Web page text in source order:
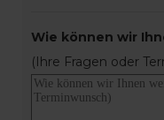
Wie können wir
(Ihre Fragen oder